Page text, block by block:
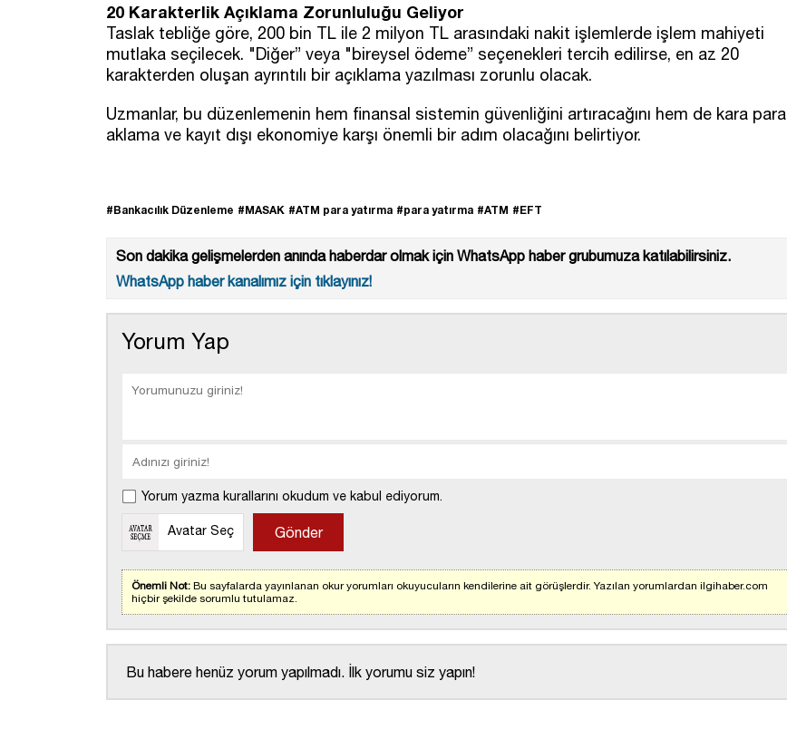
20 Karakterlik Açıklama Zorunluluğu Geliyor
Taslak tebliğe göre, 200 bin TL ile 2 milyon TL arasındaki nakit işlemlerde işlem mahiyeti
mutlaka seçilecek. "Diğer” veya "bireysel ödeme” seçenekleri tercih edilirse, en az 20
karakterden oluşan ayrıntılı bir açıklama yazılması zorunlu olacak.
Uzmanlar, bu düzenlemenin hem finansal sistemin güvenliğini artıracağını hem de kara para
aklama ve kayıt dışı ekonomiye karşı önemli bir adım olacağını belirtiyor.
#Bankacılık Düzenleme #MASAK #ATM para yatırma #para yatırma #ATM #EFT
Son dakika gelişmelerden anında haberdar olmak için WhatsApp haber grubumuza katılabilirsiniz.
WhatsApp haber kanalımız için tıklayınız!
Yorum Yap
Yorum yazma kurallarını okudum ve kabul ediyorum.
Avatar Seç
Önemli Not: Bu sayfalarda yayınlanan okur yorumları okuyucuların kendilerine ait görüşlerdir. Yazılan yorumlardan ilgihaber.com
hiçbir şekilde sorumlu tutulamaz.
Bu habere henüz yorum yapılmadı. İlk yorumu siz yapın!